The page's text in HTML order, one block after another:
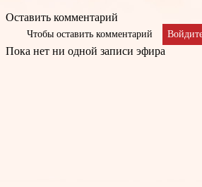
Оставить комментарий
Чтобы оставить комментарий
Пока нет ни одной записи эфира